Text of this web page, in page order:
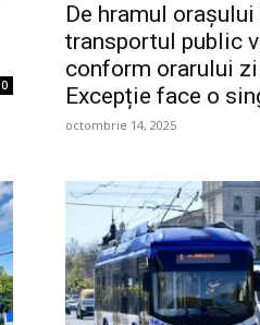
0
De hramul orașului
transportul public
conform orarului
Excepție face o
octombrie 14, 2025